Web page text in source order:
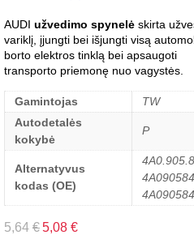
AUDI užvedimo spynelė skirta
variklį, įjungti bei išjungti visą
borto elektros tinklą bei apsaugoti
transporto priemonę nuo vagystės.
Gamintojas
TW
Autodetalės
kokybė
P
Alternatyvus
kodas (OE)
5,64 €5,08 €